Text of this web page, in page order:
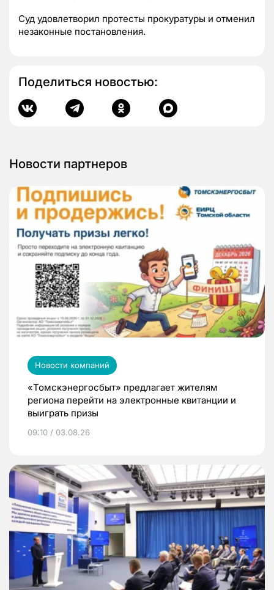
Суд удовлетворил протесты прокуратуры и отменил
незаконные постановления.
Поделиться новостью:
Новости партнеров
Новости компаний
«Томскэнергосбыт» предлагает жителям
региона перейти на электронные квитанции и
выиграть призы
09:10 / 03.08.26